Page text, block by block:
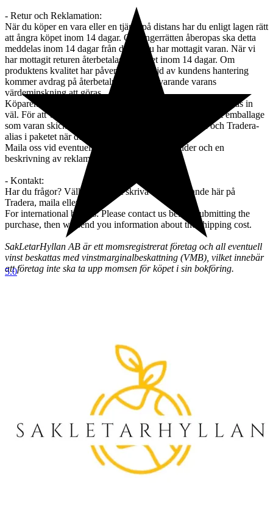
- Retur och Reklamation:
När du köper en vara eller en tjänst på distans har du enligt lagen rätt
att ångra köpet inom 14 dagar. Om ångerrätten åberopas ska detta
meddelas inom 14 dagar från det att du har mottagit varan. När vi
har mottagit returen återbetalas beloppet inom 14 dagar. Om
produktens kvalitet har påverkats till följd av kundens hantering
kommer avdrag på återbetalningen motsvarande varans
värdeminskning att göras.
Köparen står för returfrakten och ansvarar för att varan packas in
väl. För att värna om miljön får du gärna återanvända det emballage
som varan skickades i. Bifoga en lapp med ditt namn och Tradera-
alias i paketet när du skickar tillbaka varan.
Maila oss vid eventuell reklamation. Bifoga bilder och en
beskrivning av reklamationsskälet.
- Kontakt:
Har du frågor? Välkommen att skriva ett meddelande här på
Tradera, maila eller ringa.
For international buyers: Please contact us before submitting the
purchase, then we send you information about the shipping cost.
SakLetarHyllan AB är ett momsregistrerat företag och all eventuell
vinst beskattas med vinstmarginalbeskattning (VMB), vilket innebär
att företag inte ska ta upp momsen för köpet i sin bokföring.
5.0